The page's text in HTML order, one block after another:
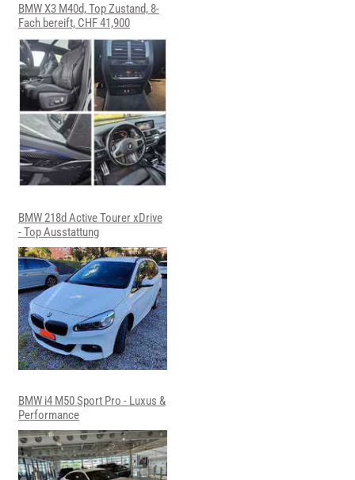
BMW X3 M40d, Top Zustand, 8-
Fach bereift, CHF 41,900
BMW 218d Active Tourer xDrive
- Top Ausstattung
BMW i4 M50 Sport Pro - Luxus &
Performance